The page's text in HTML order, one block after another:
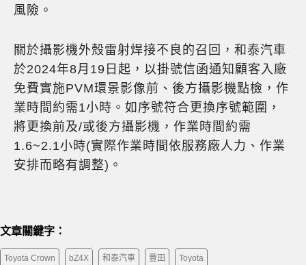
風險。
關於攝影機外殼雷射焊接不良的召回，和泰汽車
於2024年8月19日起，以掛號信函通知顧客入廠
免費實施PVM環景影像前、後方攝影機點檢，作
業時間約需1小時。如序號符合更換序號範圍，
將更換前及/或後方攝影機，作業時間約需
1.6~2.1小時(實際作業時間依服務廠人力、作業
安排而略有調整)。
文章關鍵字：
Toyota Crown bZ4X 和泰汽車 豐田 Toyota